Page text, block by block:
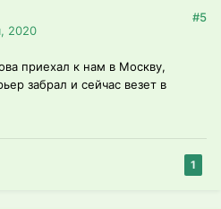
2020
#5
приехал к нам в Москву,
забрал и сейчас везет в
1